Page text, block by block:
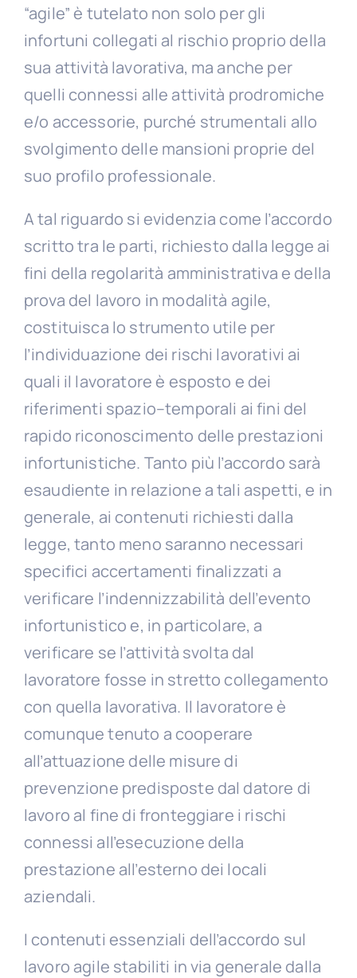
“agile” è tutelato non solo per gli
infortuni collegati al rischio proprio della
sua attività lavorativa, ma anche per
quelli connessi alle attività prodromiche
e/o accessorie, purché strumentali allo
svolgimento delle mansioni proprie del
suo profilo professionale.
A tal riguardo si evidenzia come l’accordo
scritto tra le parti, richiesto dalla legge ai
fini della regolarità amministrativa e della
prova del lavoro in modalità agile,
costituisca lo strumento utile per
l’individuazione dei rischi lavorativi ai
quali il lavoratore è esposto e dei
riferimenti spazio–temporali ai fini del
rapido riconoscimento delle prestazioni
infortunistiche. Tanto più l’accordo sarà
esaudiente in relazione a tali aspetti, e in
generale, ai contenuti richiesti dalla
legge, tanto meno saranno necessari
specifici accertamenti finalizzati a
verificare l’indennizzabilità dell’evento
infortunistico e, in particolare, a
verificare se l’attività svolta dal
lavoratore fosse in stretto collegamento
con quella lavorativa. Il lavoratore è
comunque tenuto a cooperare
all’attuazione delle misure di
prevenzione predisposte dal datore di
lavoro al fine di fronteggiare i rischi
connessi all’esecuzione della
prestazione all’esterno dei locali
aziendali.
I contenuti essenziali dell’accordo sul
lavoro agile stabiliti in via generale dalla